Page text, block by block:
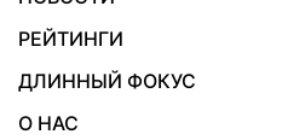
РЕЙТИНГИ
ДЛИННЫЙ ФОКУС
О НАС